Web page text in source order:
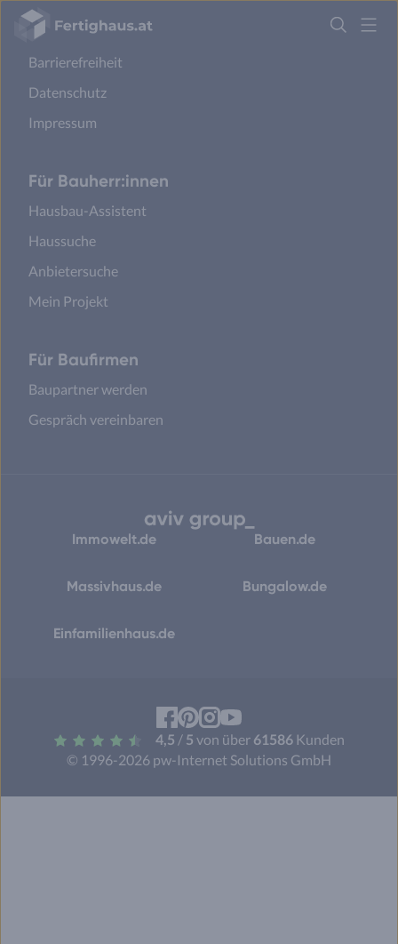
Fertighaus
LogoCookie Einstellungen
Barrierefreiheit
Datenschutz
Impressum
Für Bauherr:innen
Hausbau-Assistent
Haussuche
Anbietersuche
Mein Projekt
Für Baufirmen
Baupartner werden
Gespräch vereinbaren
Immowelt.de Bauen.de
Massivhaus.de Bungalow.de
Einfamilienhaus.de
© 1996-2026 pw-Internet Solutions GmbH
4,5 / 5 von über 61586Kunden
Facebook
Pinterest
Instagram